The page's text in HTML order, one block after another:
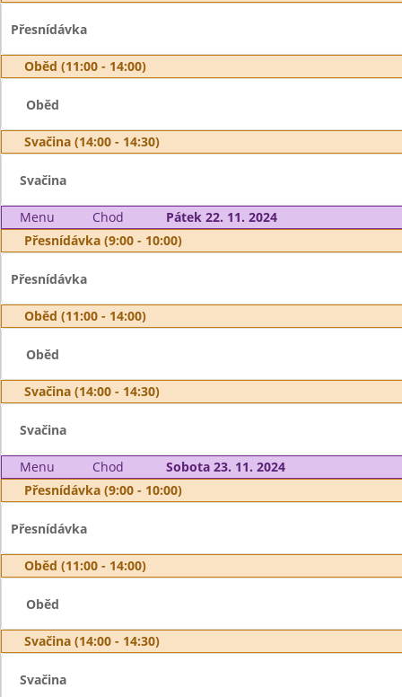
Přesnídávka
Oběd (11:00 - 14:00)
Oběd
Svačina (14:00 - 14:30)
Svačina
Menu Chod
Pátek 22. 11. 2024
Přesnídávka (9:00 - 10:00)
Přesnídávka
Oběd (11:00 - 14:00)
Oběd
Svačina (14:00 - 14:30)
Svačina
Menu Chod
Sobota 23. 11. 2024
Přesnídávka (9:00 - 10:00)
Přesnídávka
Oběd (11:00 - 14:00)
Oběd
Svačina (14:00 - 14:30)
Svačina